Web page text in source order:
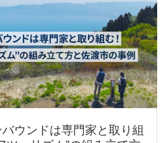
ウンドは専門家と取り組